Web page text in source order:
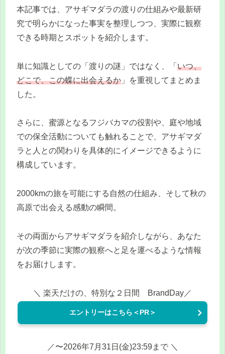
本記事では、アサギマダラの渡りの仕組みや最新研
究で明らかになった事実を整理しつつ、実際に観察
できる時期とスポットを紹介します。
単に知識としての「渡りの謎」ではなく、「 いつ、
どこで、この蝶に出会えるか 」を重視してまとめま
した。
さらに、蜜源となるフジバカマの役割や、庭や地域
での保全活動についても触れることで、アサギマダ
ラと人との関わりを具体的にイメージできるように
構成しています。
2000kmの旅を可能にする自然の仕組み、そして秋の
高原で出会える感動の瞬間。
その両面からアサギマダラを紹介しながら、あなた
が次の季節に実際の観察へと足を運べるような情報
をお届けします。
＼ 楽天だけの、特別な２日間 BrandDay／
エントリーはこちら＜PR＞
／〜2026年7月31日(金)23:59まで ＼